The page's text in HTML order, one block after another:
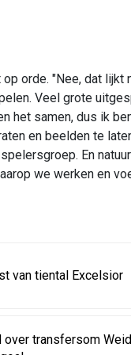
orde. "Nee, dat
Veel grote
het samen, dus ik
en beelden te
En
we werken en
van tiental Excelsior
over transfersom